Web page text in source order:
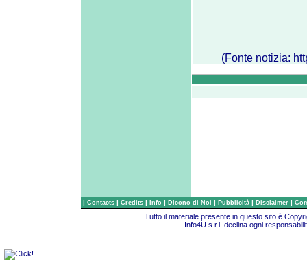
(Fonte notizia:
| Contacts | Credits | Info | Dicono di Noi | Pubblicità | Disclaimer |
Tutto il materiale presente in questo sito è
Info4U s.r.l. declina ogni